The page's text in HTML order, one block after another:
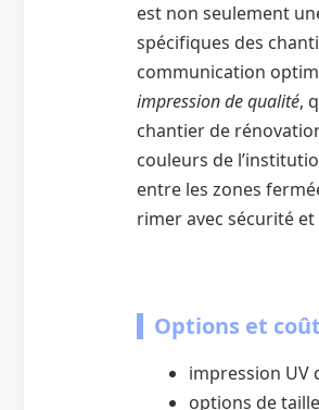
est non seulement
spécifiques des
communication
impression de qualité,
chantier de
couleurs de
entre les zones
rimer avec sécurité
Options et
impression UV
options de